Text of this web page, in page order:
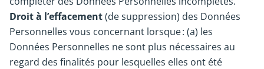
Droit à l’effacement(de suppression) des Données
Personnelles vous concernant lorsque : (a) les
Données Personnelles ne sont plus nécessaires au
regard des finalités pour lesquelles elles ont été